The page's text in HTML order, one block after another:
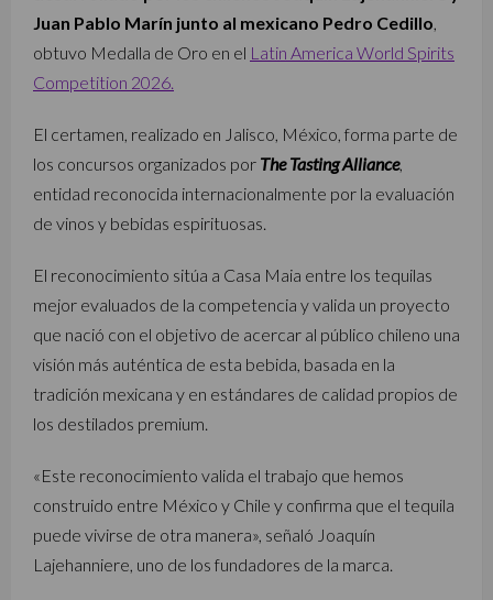
Juan Pablo Marín junto al mexicano Pedro Cedillo,
obtuvo Medalla de Oro en el Latin America World Spirits
Competition 2026.
El certamen, realizado en Jalisco, México, forma parte de
los concursos organizados por The Tasting Alliance,
entidad reconocida internacionalmente por la evaluación
de vinos y bebidas espirituosas.
El reconocimiento sitúa a Casa Maia entre los tequilas
mejor evaluados de la competencia y valida un proyecto
que nació con el objetivo de acercar al público chileno una
visión más auténtica de esta bebida, basada en la
tradición mexicana y en estándares de calidad propios de
los destilados premium.
«Este reconocimiento valida el trabajo que hemos
construido entre México y Chile y confirma que el tequila
puede vivirse de otra manera», señaló Joaquín
Lajehanniere, uno de los fundadores de la marca.